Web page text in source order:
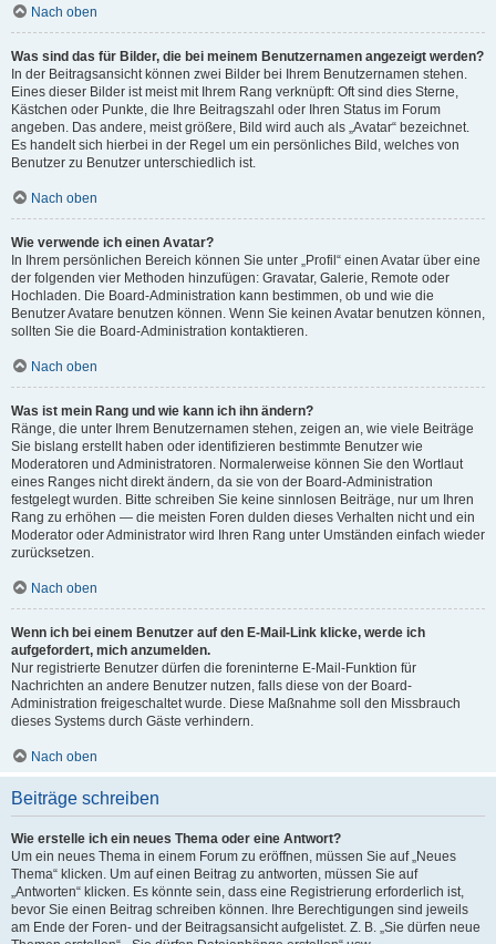
Nach oben
Was sind das für Bilder, die bei meinem Benutzernamen angezeigt werden?
In der Beitragsansicht können zwei Bilder bei Ihrem Benutzernamen stehen.
Eines dieser Bilder ist meist mit Ihrem Rang verknüpft: Oft sind dies Sterne,
Kästchen oder Punkte, die Ihre Beitragszahl oder Ihren Status im Forum
angeben. Das andere, meist größere, Bild wird auch als „Avatar“ bezeichnet.
Es handelt sich hierbei in der Regel um ein persönliches Bild, welches von
Benutzer zu Benutzer unterschiedlich ist.
Nach oben
Wie verwende ich einen Avatar?
In Ihrem persönlichen Bereich können Sie unter „Profil“ einen Avatar über eine
der folgenden vier Methoden hinzufügen: Gravatar, Galerie, Remote oder
Hochladen. Die Board-Administration kann bestimmen, ob und wie die
Benutzer Avatare benutzen können. Wenn Sie keinen Avatar benutzen können,
sollten Sie die Board-Administration kontaktieren.
Nach oben
Was ist mein Rang und wie kann ich ihn ändern?
Ränge, die unter Ihrem Benutzernamen stehen, zeigen an, wie viele Beiträge
Sie bislang erstellt haben oder identifizieren bestimmte Benutzer wie
Moderatoren und Administratoren. Normalerweise können Sie den Wortlaut
eines Ranges nicht direkt ändern, da sie von der Board-Administration
festgelegt wurden. Bitte schreiben Sie keine sinnlosen Beiträge, nur um Ihren
Rang zu erhöhen — die meisten Foren dulden dieses Verhalten nicht und ein
Moderator oder Administrator wird Ihren Rang unter Umständen einfach wieder
zurücksetzen.
Nach oben
Wenn ich bei einem Benutzer auf den E-Mail-Link klicke, werde ich
aufgefordert, mich anzumelden.
Nur registrierte Benutzer dürfen die foreninterne E-Mail-Funktion für
Nachrichten an andere Benutzer nutzen, falls diese von der Board-
Administration freigeschaltet wurde. Diese Maßnahme soll den Missbrauch
dieses Systems durch Gäste verhindern.
Nach oben
Beiträge schreiben
Wie erstelle ich ein neues Thema oder eine Antwort?
Um ein neues Thema in einem Forum zu eröffnen, müssen Sie auf „Neues
Thema“ klicken. Um auf einen Beitrag zu antworten, müssen Sie auf
„Antworten“ klicken. Es könnte sein, dass eine Registrierung erforderlich ist,
bevor Sie einen Beitrag schreiben können. Ihre Berechtigungen sind jeweils
am Ende der Foren- und der Beitragsansicht aufgelistet. Z. B. „Sie dürfen neue